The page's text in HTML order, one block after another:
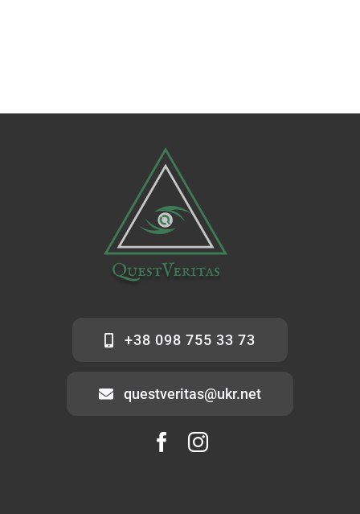
+38 098 755 33 73
questveritas@ukr.net